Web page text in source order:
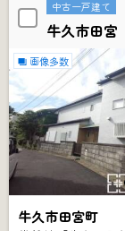
中古一戸建て
牛久市田
画像多数
牛久市田宮町